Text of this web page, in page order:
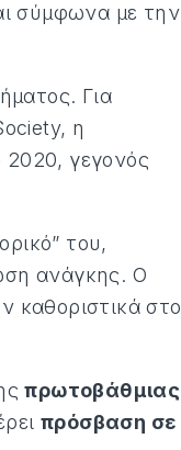
σύμφωνα με την
Για
η
2020, γεγονός
του,
ανάγκης. Ο
καθοριστικά στο
πρωτοβάθμιας
πρόσβαση σε